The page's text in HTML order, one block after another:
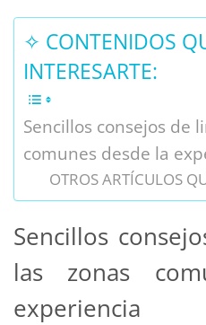
✧ CONTENIDOS
INTERESARTE:
Sencillos consejos de
comunes desde la
OTROS ARTÍCULOS
Sencillos
las zonas
experiencia